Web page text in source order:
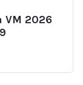
VM 2026